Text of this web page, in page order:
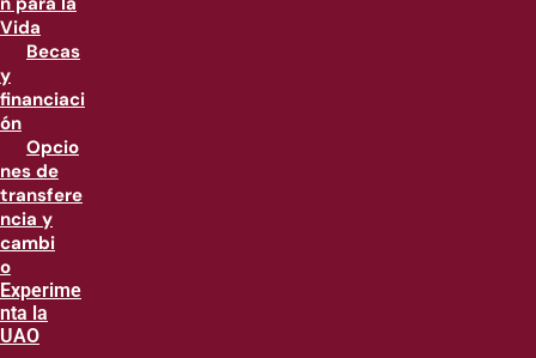
Vida
Becas
y
financiaci
ón
Opcio
nes de
transfere
ncia y
cambi
o
Experime
nta la
UAO